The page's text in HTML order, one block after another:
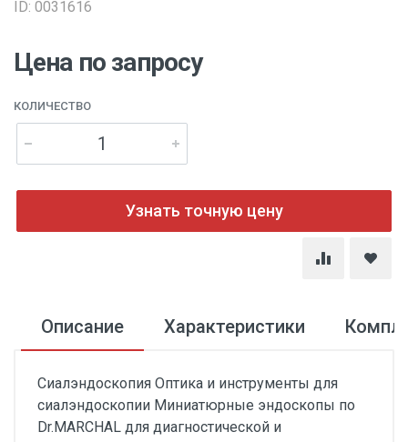
ID: 0031616
Цена по запросу
КОЛИЧЕСТВО
Узнать точную цену
Описание Характеристики
Сиалэндоскопия Оптика и инструменты для
сиалэндоскопии Миниатюрные эндоскопы по
Dr.MARCHAL для диагностической и